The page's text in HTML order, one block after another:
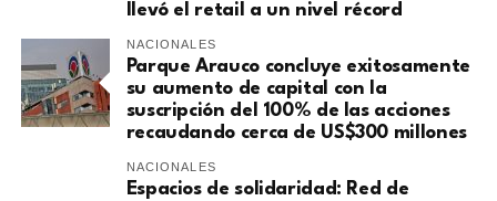
llevó el retail a un nivel récord
NACIONALES
Parque Arauco concluye exitosamente
su aumento de capital con la
suscripción del 100% de las acciones
recaudando cerca de US$300 millones
NACIONALES
Espacios de solidaridad: Red de